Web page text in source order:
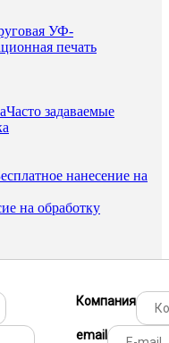
УФ-
печать
Часто задаваемые
нанесение на
на обработку
Компания
email